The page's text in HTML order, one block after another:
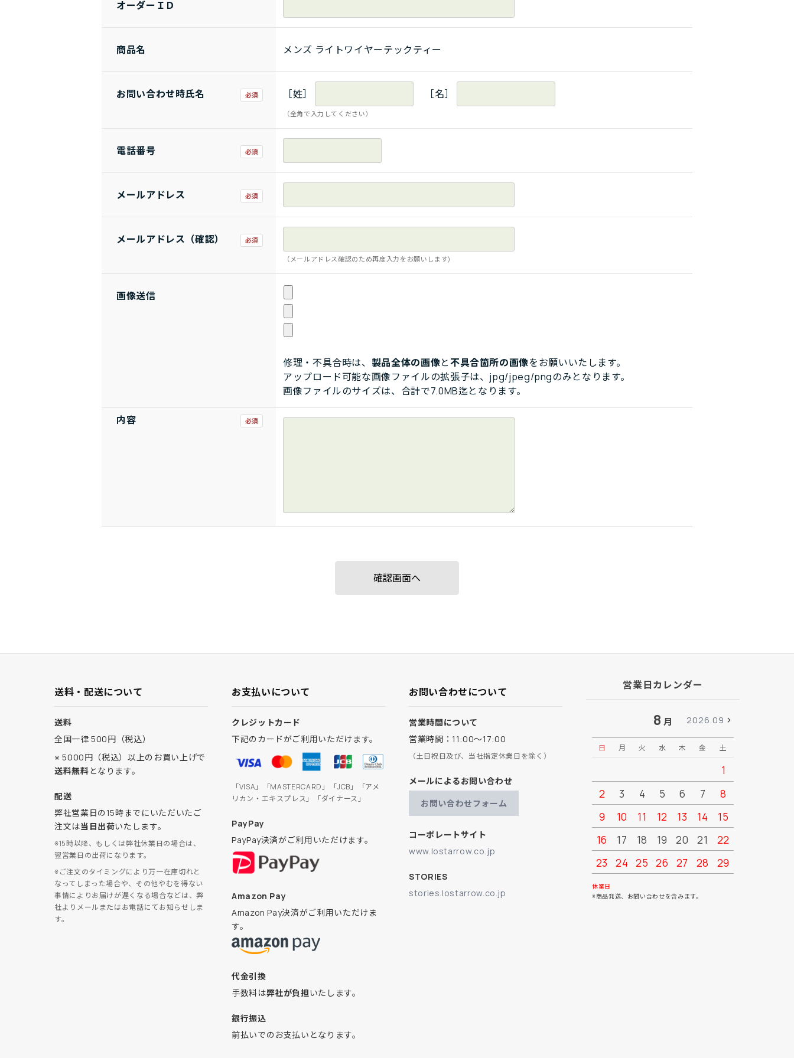
オーダーＩＤ
商品名 メンズ ライトワイヤーテックティー
お問い合わせ時氏名 ［姓］ ［名］
（全角で入力してください）
電話番号
メールアドレス
メールアドレス（確認）
（メールアドレス確認のため再度入力をお願いします)
画像送信
修理・不具合時は、 製品全体の画像と不具合箇所の画像をお願いいたします。
アップロード可能な画像ファイルの拡張子は、jpg/jpeg/pngのみとなります。
画像ファイルのサイズは、合計で7.0MB迄となります。
内容
送料・配送について
送料
全国一律 500円（税込）
※ 5000円（税込）以上のお買い上げで
送料無料となります。
配送
弊社営業日の15時までにいただいたご
注文は当日出荷いたします。
※15時以降、もしくは弊社休業日の場合は、
翌営業日の出荷になります。
※ご注文のタイミングにより万一在庫切れと
なってしまった場合や、その他やむを得ない
事情によりお届けが遅くなる場合などは、弊
社よりメールまたはお電話にてお知らせしま
す。
お支払いについて
クレジットカード
下記のカードがご利用いただけます。
「VISA」「MASTERCARD」「JCB」「アメ
リカン・エキスプレス」「ダイナース」
PayPay
PayPay決済がご利用いただけます。
Amazon Pay
Amazon Pay決済がご利用いただけま
す。
代金引換
手数料は弊社が負担いたします。
銀行振込
前払いでのお支払いとなります。
お問い合わせについて
営業時間について
営業時間：11:00～17:00
（土日祝日及び、当社指定休業日を除く）
メールによるお問い合わせ
お問い合わせフォーム
コーポレートサイト
www.lostarrow.co.jp
STORIES
stories.lostarrow.co.jp
営業日カレンダー
8 月 2026.09
日 月 火 水 木 金 土
1
2
3 4 5 6 7
8
9
10 11 12 13 14
15
16
17 18 19 20 21
22
23
24 25 26 27 28
29
30
休業日
※商品発送、お問い合わせを含みます。